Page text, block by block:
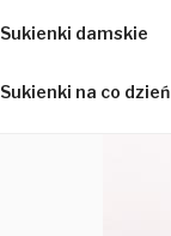
Sukienki damskie
Sukienki na co dzień